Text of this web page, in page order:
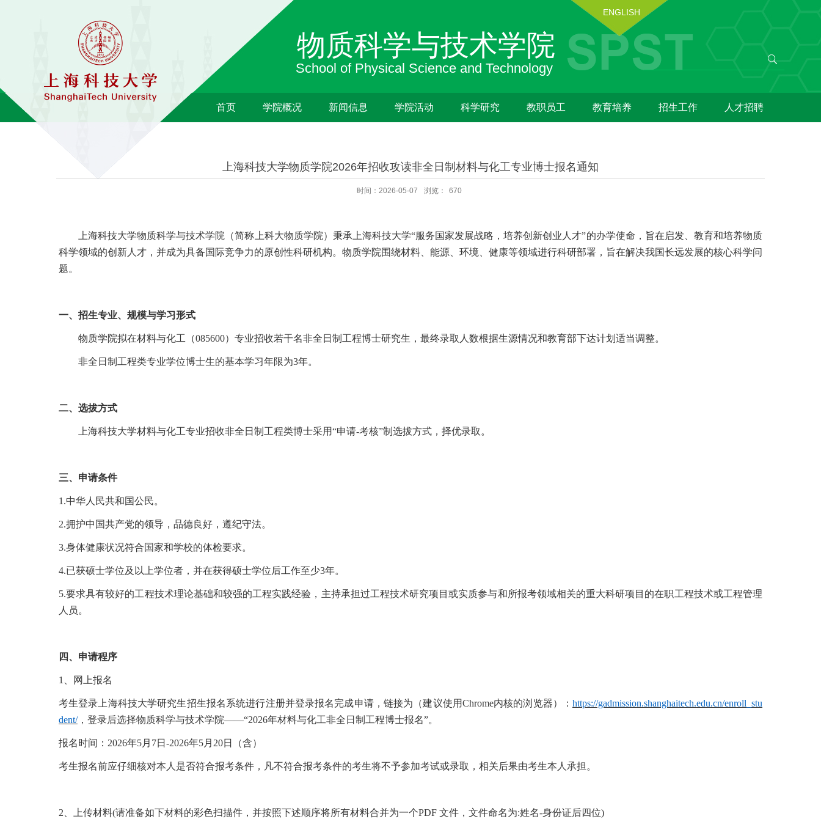
ENGLISH
首页 学院概况 新闻信息 学院活动 科学研究 教职员工 教育培养 招生工作 人才招聘
上海科技大学物质学院2026年招收攻读非全日制材料与化工专业博士报名通知
时间：2026-05-07 浏览： 670
上海科技大学物质科学与技术学院（简称上科大物质学院）秉承上海科技大学“服务国家发展战略，培养创新创业人才”的办学使命，旨在启发、教育和培养物质
科学领域的创新人才，并成为具备国际竞争力的原创性科研机构。物质学院围绕材料、能源、环境、健康等领域进行科研部署，旨在解决我国长远发展的核心科学问
题。
一、招生专业、规模与学习形式
物质学院拟在材料与化工（085600）专业招收若干名非全日制工程博士研究生，最终录取人数根据生源情况和教育部下达计划适当调整。
非全日制工程类专业学位博士生的基本学习年限为3年。
二、选拔方式
上海科技大学材料与化工专业招收非全日制工程类博士采用“申请-考核”制选拔方式，择优录取。
三、申请条件
1.中华人民共和国公民。
2.拥护中国共产党的领导，品德良好，遵纪守法。
3.身体健康状况符合国家和学校的体检要求。
4.已获硕士学位及以上学位者，并在获得硕士学位后工作至少3年。
5.要求具有较好的工程技术理论基础和较强的工程实践经验，主持承担过工程技术研究项目或实质参与和所报考领域相关的重大科研项目的在职工程技术或工程管理
人员。
四、申请程序
1、网上报名
考生登录上海科技大学研究生招生报名系统进行注册并登录报名完成申请，链接为（建议使用Chrome内核的浏览器）：https://gadmission.shanghaitech.edu.cn/enroll_stu
dent/， 登录后选择物质科学与技术学院——“2026年材料与化工非全日制工程博士报名”。
报名时间： 2026年5月7日-2026年5月20日（含）
考生报名前应仔细核对本人是否符合报考条件，凡不符合报考条件的考生将不予参加考试或录取，相关后果由考生本人承担。
2 、上传材料(请准备如下材料的彩色扫描件，并按照下述顺序将所有材料合并为一个PDF 文件，文件命名为:姓名-身份证后四位)